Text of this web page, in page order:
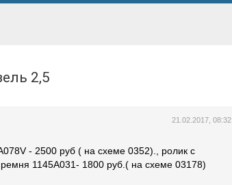
2,5
21.02.2017, 08:32
- 2500 руб ( на схеме 0352)., ролик с
1145A031- 1800 руб.( на схеме 03178)